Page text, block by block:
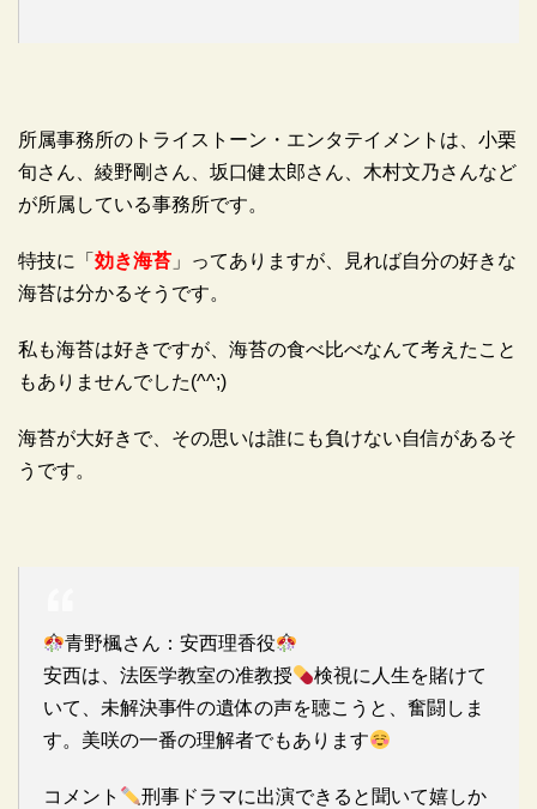
所属事務所のトライストーン・エンタテイメントは、小栗
旬さん、綾野剛さん、坂口健太郎さん、木村文乃さんなど
が所属している事務所です。
特技に「 効き海苔 」ってありますが、見れば自分の好きな
海苔は分かるそうです。
私も海苔は好きですが、海苔の食べ比べなんて考えたこと
もありませんでした(^^;)
海苔が大好きで、その思いは誰にも負けない自信があるそ
うです。
青野楓さん：安西理香役
安西は、法医学教室の准教授
検視に人生を賭けて
いて、未解決事件の遺体の声を聴こうと、奮闘しま
す。美咲の一番の理解者でもあります
コメント
刑事ドラマに出演できると聞いて嬉しか